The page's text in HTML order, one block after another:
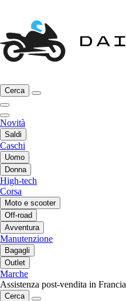
Cerca
Novità
Saldi
Caschi
Uomo
Donna
High-tech
Corsa
Moto e scooter
Off-road
Avventura
Manutenzione
Bagagli
Outlet
Marche
Assistenza post-vendita in Francia
Cerca